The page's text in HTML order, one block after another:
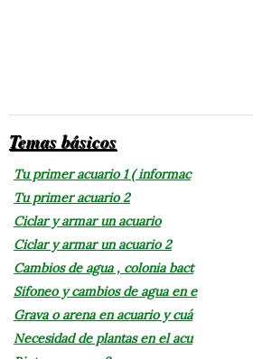
Temas básicos
Tu primer acuario 1 ( informac
Tu primer acuario 2
Ciclar y armar un acuario
Ciclar y armar un acuario 2
Cambios de agua , colonia bact
Sifoneo y cambios de agua en e
Grava o arena en acuario y cuá
Necesidad de plantas en el acu